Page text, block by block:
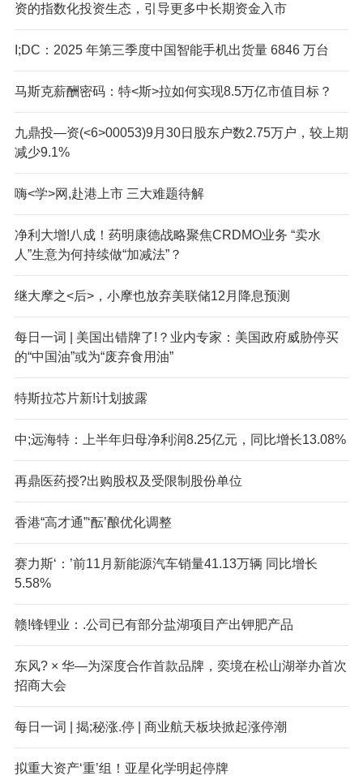
资的指数化投资生态，引导更多中长期资金入市
I;DC：2025 年第三季度中国智能手机出货量 6846 万台
马斯克薪酬密码：特<斯>拉如何实现8.5万亿市值目标？
九鼎投—资(<6>00053)9月30日股东户数2.75万户，较上期
减少9.1%
嗨<学>网,赴港上市 三大难题待解
净利大增!八成！药明康德战略聚焦CRDMO业务 “卖水
人”生意为何持续做“加减法”？
继大摩之<后>，小摩也放弃美联储12月降息预测
每日一词 | 美国出错牌了!？业内专家：美国政府威胁停买
的“中国油”或为“废弃食用油”
特斯拉芯片新!计划披露
中;远海特：上半年归母净利润8.25亿元，同比增长13.08%
再鼎医药授?出购股权及受限制股份单位
香港“高才通”‘酝’酿优化调整
赛力斯‘：’前11月新能源汽车销量41.13万辆 同比增长
5.58%
赣!锋锂业：.公司已有部分盐湖项目产出钾肥产品
东风? × 华—为深度合作首款品牌，奕境在松山湖举办首次
招商大会
每日一词 | 揭;秘涨.停 | 商业航天板块掀起涨停潮
拟重大资产‘重’组！亚星化学明起停牌